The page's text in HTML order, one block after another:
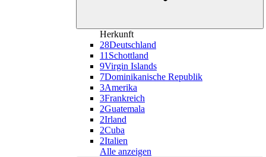
Herkunft
28Deutschland
11 Schottland
9Virgin Islands
7Dominikanische Republik
3Amerika
3Frankreich
2Guatemala
2Irland
2Cuba
2Italien
Alle anzeigen